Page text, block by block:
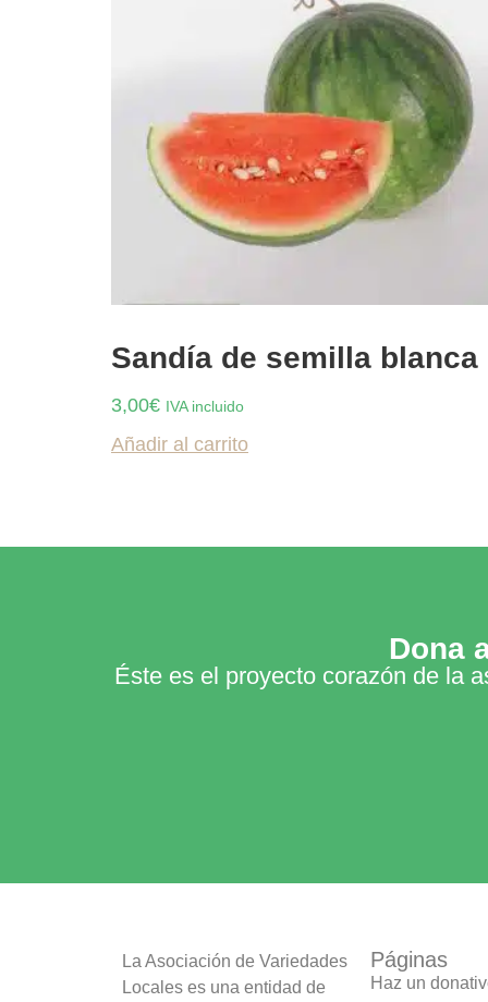
Sandía de semilla blanca
3,00€ IVA incluido
Añadir al carrito
Dona
Éste es el proyecto corazón de la
La Asociación de Variedades
Locales es una entidad de
Páginas
Haz un